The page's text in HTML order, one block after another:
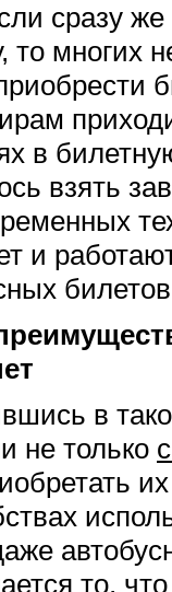
сразу
то многих
в
взять
и
в
не только
то,